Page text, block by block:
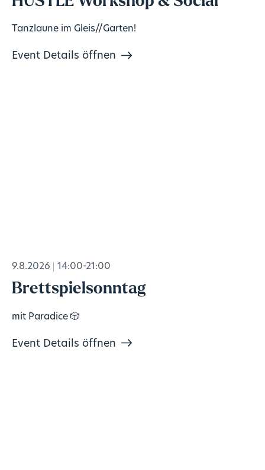
Tanzlaune im Gleis//Garten!
Event Details öffnen
9.8.2026 14:00-21:00
Brettspielsonntag
mit Paradice 🎲
Event Details öffnen